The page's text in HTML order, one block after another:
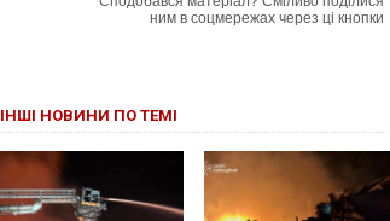
ним в соцмережах через ці кнопки
ІНШІ НОВИНИ ПО ТЕМІ